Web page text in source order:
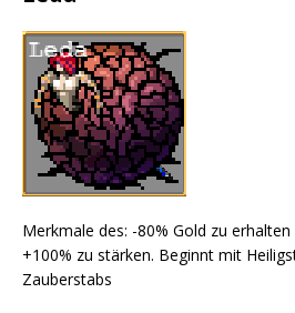
Merkmale des: -80% Gold zu
+100% zu stärken. Beginnt mit
Zauberstabs